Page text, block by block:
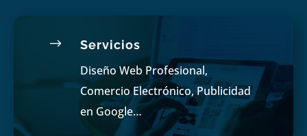
$ Servicios
Diseño Web Profesional,
Comercio Electrónico, Publicidad
en Google…